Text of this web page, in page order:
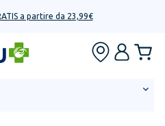
a partire da 23,99€